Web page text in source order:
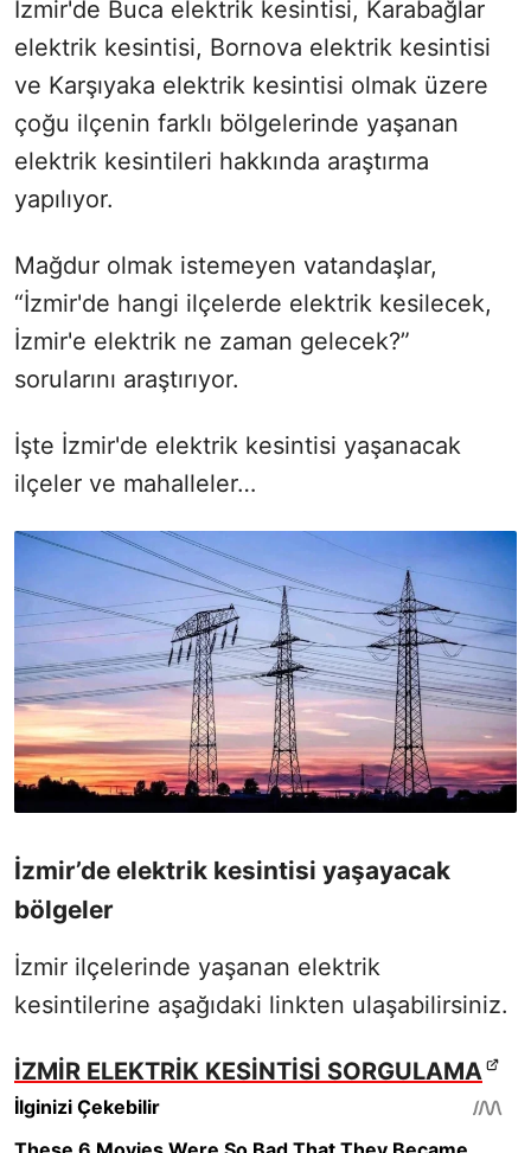
İzmir'de Buca elektrik kesintisi, Karabağlar
elektrik kesintisi, Bornova elektrik kesintisi
ve Karşıyaka elektrik kesintisi olmak üzere
çoğu ilçenin farklı bölgelerinde yaşanan
elektrik kesintileri hakkında araştırma
yapılıyor.
Mağdur olmak istemeyen vatandaşlar,
“İzmir'de hangi ilçelerde elektrik kesilecek,
İzmir'e elektrik ne zaman gelecek?”
sorularını araştırıyor.
İşte İzmir'de elektrik kesintisi yaşanacak
ilçeler ve mahalleler…
İzmir’de elektrik kesintisi yaşayacak
bölgeler
İzmir ilçelerinde yaşanan elektrik
kesintilerine aşağıdaki linkten ulaşabilirsiniz.
İZMİR ELEKTRİK KESİNTİSİ SORGULAMA